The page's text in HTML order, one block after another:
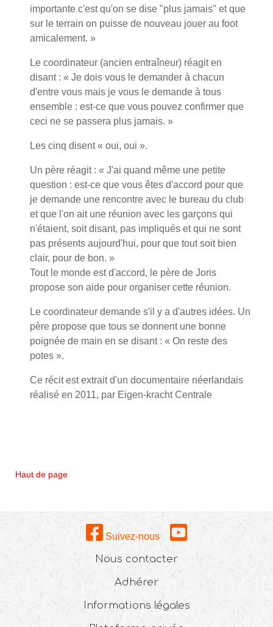
importante c'est qu'on se dise "plus jamais" et que
sur le terrain on puisse de nouveau jouer au foot
amicalement. »
Le coordinateur (ancien entraîneur) réagit en
disant : « Je dois vous le demander à chacun
d'entre vous mais je vous le demande à tous
ensemble : est-ce que vous pouvez confirmer que
ceci ne se passera plus jamais. »
Les cinq disent « oui, oui ».
Un père réagit : « J'ai quand même une petite
question : est-ce que vous êtes d'accord pour que
je demande une rencontre avec le bureau du club
et que l'on ait une réunion avec les garçons qui
n'étaient, soit disant, pas impliqués et qui ne sont
pas présents aujourd'hui, pour que tout soit bien
clair, pour de bon. »
Tout le monde est d'accord, le père de Joris
propose son aide pour organiser cette réunion.
Le coordinateur demande s'il y a d'autres idées. Un
père propose que tous se donnent une bonne
poignée de main en se disant : « On reste des
potes ».
Ce récit est extrait d'un documentaire néerlandais
réalisé en 2011, par Eigen-kracht Centrale
Haut de page
Suivez-nous
Nous contacter
Adhérer
Informations légales